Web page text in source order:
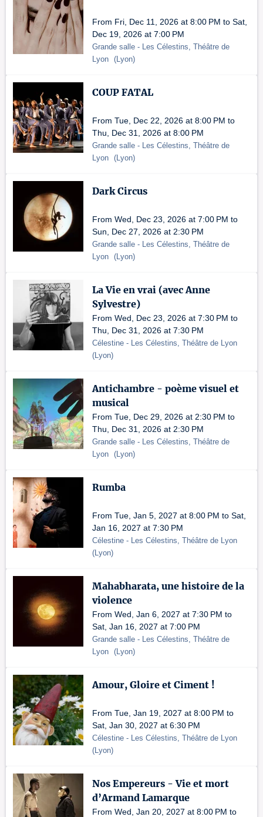
From Fri, Dec 11, 2026 at 8:00 PM to Sat,
Dec 19, 2026 at 7:00 PM
Grande salle - Les Célestins, Théâtre de
Lyon (Lyon)
COUP FATAL
From Tue, Dec 22, 2026 at 8:00 PM to
Thu, Dec 31, 2026 at 8:00 PM
Grande salle - Les Célestins, Théâtre de
Lyon (Lyon)
Dark Circus
From Wed, Dec 23, 2026 at 7:00 PM to
Sun, Dec 27, 2026 at 2:30 PM
Grande salle - Les Célestins, Théâtre de
Lyon (Lyon)
La Vie en vrai (avec Anne
Sylvestre)
From Wed, Dec 23, 2026 at 7:30 PM to
Thu, Dec 31, 2026 at 7:30 PM
Célestine - Les Célestins, Théâtre de Lyon
(Lyon)
Antichambre - poème visuel et
musical
From Tue, Dec 29, 2026 at 2:30 PM to
Thu, Dec 31, 2026 at 2:30 PM
Grande salle - Les Célestins, Théâtre de
Lyon (Lyon)
Rumba
From Tue, Jan 5, 2027 at 8:00 PM to Sat,
Jan 16, 2027 at 7:30 PM
Célestine - Les Célestins, Théâtre de Lyon
(Lyon)
Mahabharata, une histoire de la
violence
From Wed, Jan 6, 2027 at 7:30 PM to
Sat, Jan 16, 2027 at 7:00 PM
Grande salle - Les Célestins, Théâtre de
Lyon (Lyon)
Amour, Gloire et Ciment !
From Tue, Jan 19, 2027 at 8:00 PM to
Sat, Jan 30, 2027 at 6:30 PM
Célestine - Les Célestins, Théâtre de Lyon
(Lyon)
Nos Empereurs - Vie et mort
d’Armand Lamarque
From Wed, Jan 20, 2027 at 8:00 PM to